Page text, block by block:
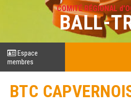
COMITÉ RÉGIONAL
BALL-
Espace
membres
BTC